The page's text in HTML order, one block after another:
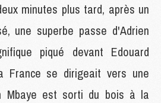
minutes plus tard, après un
une superbe passe d'Adrien
piqué devant Edouard
France se dirigeait vers une
Mbaye est sorti du bois à la